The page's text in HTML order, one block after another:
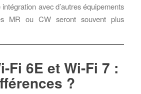
avec d’autres équipements
MR ou CW seront souvent plus
Fi 6E et Wi-Fi 7 :
?